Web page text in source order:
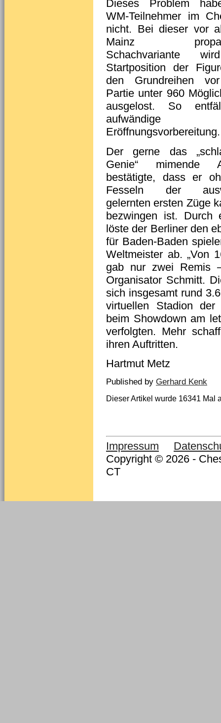
Dieses Problem
WM-Teilnehmer im
nicht. Bei dieser vor
Mainz
Schachvariante
Startposition der
den Grundreihen
Partie unter 960
ausgelost. So
aufwändige
Eröffnungsvorbereitung.
Der gerne das
Genie“ mimende
bestätigte, dass er
Fesseln der
gelernten ersten Züge
bezwingen ist. Durch
löste der Berliner den
für Baden-Baden
Weltmeister ab. „Von
gab nur zwei Remis
Organisator Schmitt.
sich insgesamt rund
virtuellen Stadion der
beim Showdown am
verfolgten. Mehr
ihren Auftritten.
Hartmut Metz
Published by Gerhard Kenk
Dieser Artikel wurde 16341 Mal
Impressum
Copyright © 2026 -
CT